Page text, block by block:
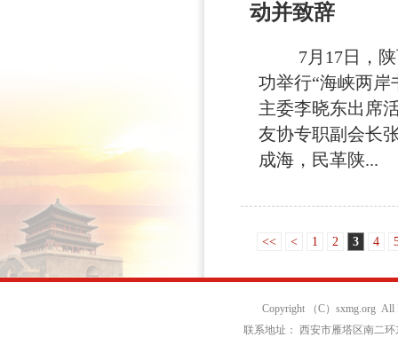
动并致辞
7月17日，陕
功举行“海峡两
主委李晓东出席
友协专职副会长
成海，民革陕...
<< < 1 2 3 4
Copyright （C）sxmg.org All
联系地址： 西安市雁塔区南二